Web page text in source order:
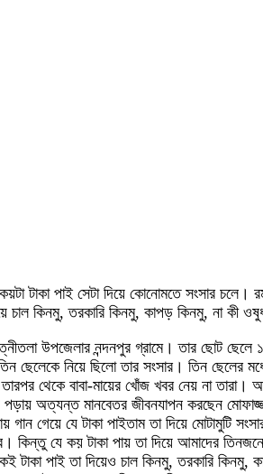
টাকা পাই সেটা দিয়ে কোনোমতে সংসার
চাল কিনমু, তরকারি কিনমু, কাপড় কিনমু, না কী
উপজেলার নন্দনপুর গ্রামে। তার ছোট ছেলে
ছেলেকে নিয়ে ছিলো তার সংসার। তিন ছেলের
থেকে বাবা-মায়ের খোঁজ খবর নেয় না
পড়ায় অত্যন্ত মানবেতর জীবনযাপন করছেন
গেয়ে যে টাকা পাইতাম তা দিয়ে মোটামুটি
কিন্তু যে কয় টাকা পায় তা দিয়ে আমাদের
পাই তা দিয়েও চাল কিনমু, তরকারি কিনমু,